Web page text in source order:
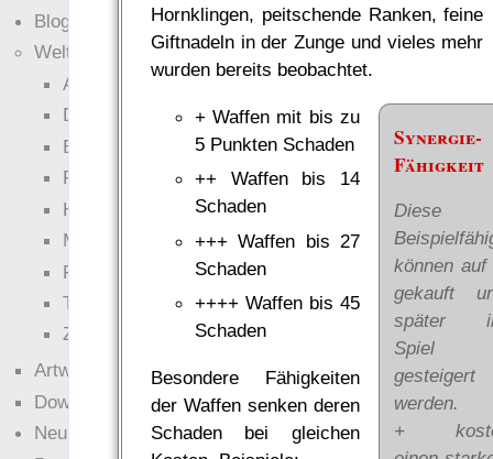
Hornklingen, peitschende Ranken, feine
Giftnadeln in der Zunge und vieles mehr
wurden bereits beobachtet.
Synergie-
Fähigkeit
Diese
können
gekauft
später
Spiel
gesteigert
werden.
+
+ Waffen mit bis zu
5 Punkten Schaden
++ Waffen bis 14
Schaden
+++ Waffen bis 27
Schaden
++++ Waffen bis 45
Schaden
Besondere Fähigkeiten
der Waffen senken deren
Schaden bei gleichen
Blogs
Welten
Ante Portas
Die neuen Lande
EWS-X
Freihändler
Hinter der Welt
Magie
RaumZeit
Technophob
Zettel-RPG
Artwork
Downloads
Neuigkeiten